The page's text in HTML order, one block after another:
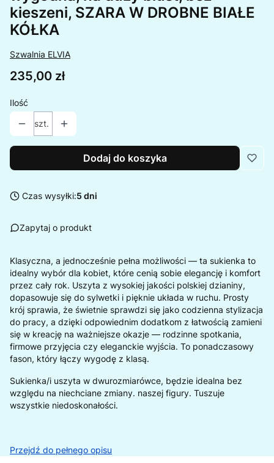
kieszeni, SZARA W DROBNE BIAŁE
KÓŁKA
Szwalnia ELVIA
Cena
235,00 zł
Ilość
szt.
Dodaj do koszyka
Czas wysyłki:5 dni
Zapytaj o produkt
Klasyczna, a jednocześnie pełna możliwości — ta sukienka to
idealny wybór dla kobiet, które cenią sobie elegancję i komfort
przez cały rok. Uszyta z wysokiej jakości polskiej dzianiny,
dopasowuje się do sylwetki i pięknie układa w ruchu. Prosty
krój sprawia, że świetnie sprawdzi się jako codzienna stylizacja
do pracy, a dzięki odpowiednim dodatkom z łatwością zamieni
się w kreację na ważniejsze okazje — rodzinne spotkania,
firmowe przyjęcia czy eleganckie wyjścia. To ponadczasowy
fason, który łączy wygodę z klasą.
Sukienka/i uszyta w dwurozmiarówce, będzie idealna bez
względu na niechciane zmiany. naszej figury. Tuszuje
wszystkie niedoskonałości.
Przejdź do pełnego opisu